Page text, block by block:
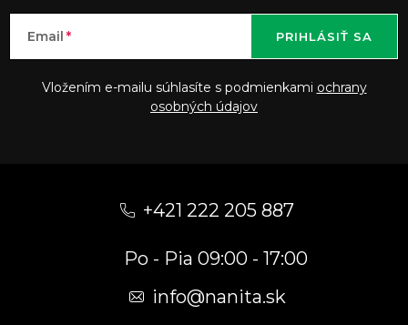
Email
Vložením e-mailu súhlasíte s podmienkami ochrany
osobných údajov
PRIHLÁSIŤ SA
+421 222 205 887
Po - Pia 09:00 - 17:00
info@nanita.sk